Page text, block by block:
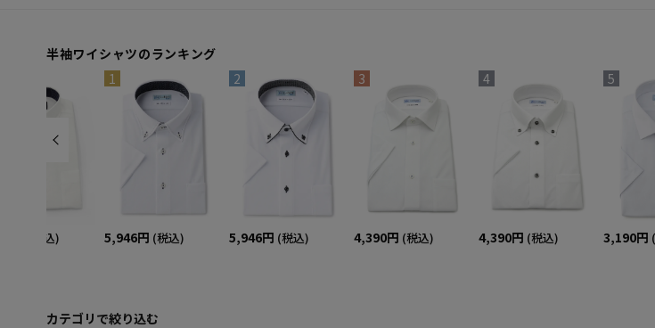
半袖ワイシャツのランキング
(税込)
1
5,946円 (税込)
2
5,946円 (税込)
3
4,390円 (税込)
4
4,390円 (税込)
5
3,190円
カテゴリで絞り込む